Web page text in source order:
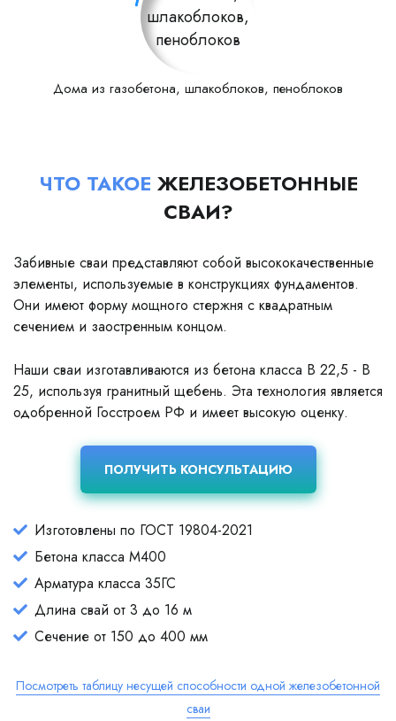
Дома из газобетона, шлакоблоков, пеноблоков
ЧТО ТАКОЕ ЖЕЛЕЗОБЕТОННЫЕ
СВАИ?
Забивные сваи представляют собой высококачественные
элементы, используемые в конструкциях фундаментов.
Они имеют форму мощного стержня с квадратным
сечением и заостренным концом.
Наши сваи изготавливаются из бетона класса В 22,5 - В
25, используя гранитный щебень. Эта технология является
одобренной Госстроем РФ и имеет высокую оценку.
ПОЛУЧИТЬ КОНСУЛЬТАЦИЮ
Изготовлены по ГОСТ 19804-2021
Бетона класса М400
Арматура класса 35ГС
Длина свай от 3 до 16 м
Сечение от 150 до 400 мм
Посмотреть таблицу несущей способности одной железобетонной
сваи